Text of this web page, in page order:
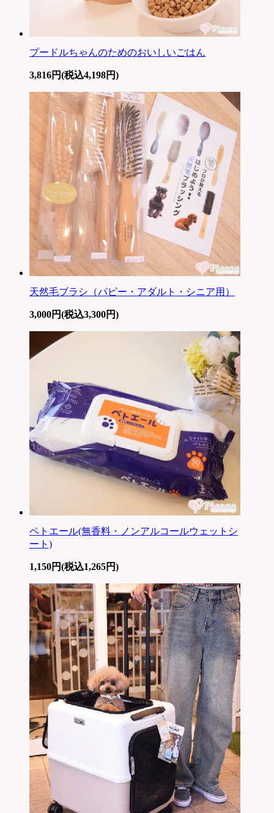
プードルちゃんのためのおいしいごはん
3,816円(税込4,198円)
天然毛ブラシ（パピー・アダルト・シニア用）
3,000円(税込3,300円)
ペトエール(無香料・ノンアルコールウェットシ
ート)
1,150円(税込1,265円)